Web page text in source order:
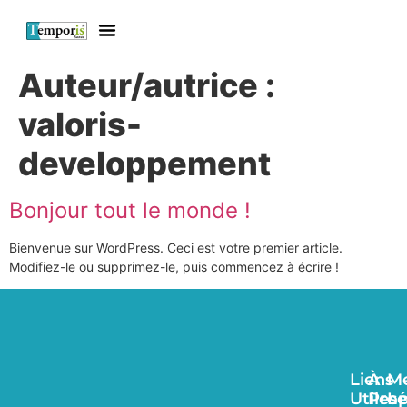
Auteur/autrice :
valoris-
developpement
Bonjour tout le monde !
Bienvenue sur WordPress. Ceci est votre premier article.
Modifiez-le ou supprimez-le, puis commencez à écrire !
À
Liens
Utiles